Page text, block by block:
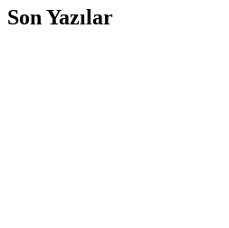
Son Yazılar